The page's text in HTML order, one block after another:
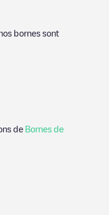
bornes sont
de Bornes de